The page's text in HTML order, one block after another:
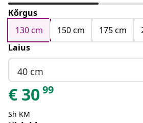
Kõrgus
130 cm
150 cm 175 cm
Laius
40 cm
€ 3099
Sh KM